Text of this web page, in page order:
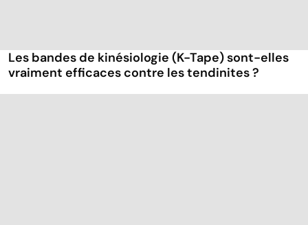
Les bandes de kinésiologie (K-Tape) sont-elles
vraiment efficaces contre les tendinites ?